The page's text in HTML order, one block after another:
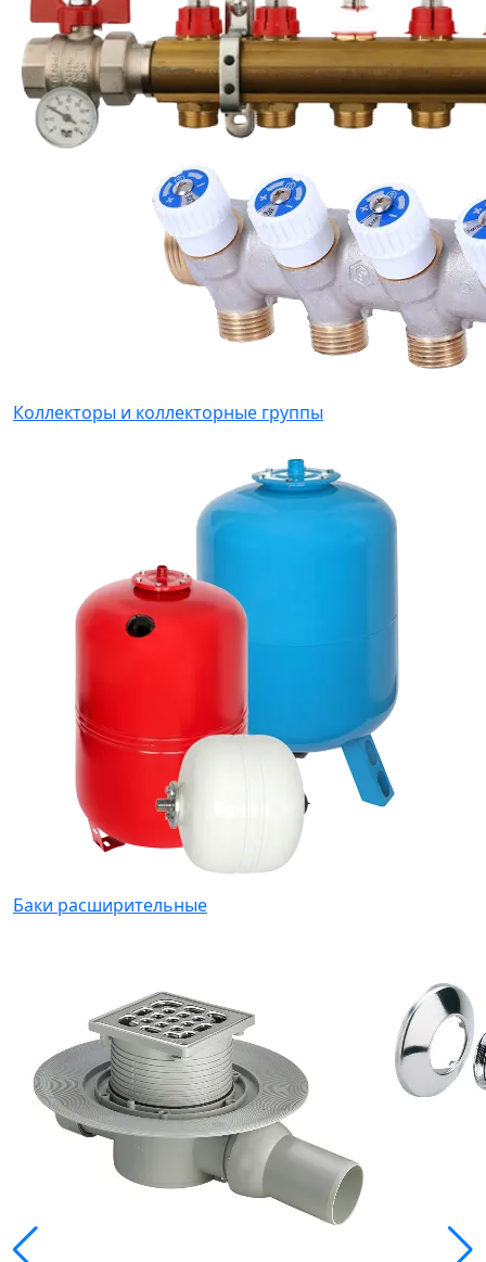
Коллекторы и коллекторные группы
Баки расширительные